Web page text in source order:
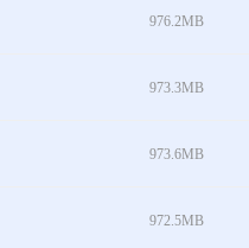
976.2MB
973.3MB
973.6MB
972.5MB